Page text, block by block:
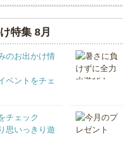
特集 8月
のお出かけ情
ベントをチェ
チェック
思いっきり遊